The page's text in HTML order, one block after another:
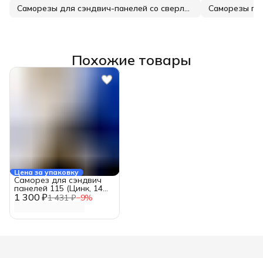
Саморезы для сэндвич-панелей со сверлением до 14 мм Саморезы по
Похожие товары
Цена за упаковку
1 300 ₽1 431 ₽−9%
Саморез для сэндвич
панелей 115 (Цинк, 14
мм., 100 шт.)